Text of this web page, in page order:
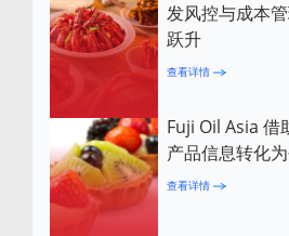
发风控与成本
跃升
查看详情
Fuji Oil Asia 借
产品信息转化
查看详情